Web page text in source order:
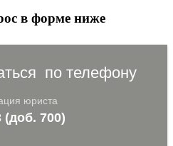
в форме ниже